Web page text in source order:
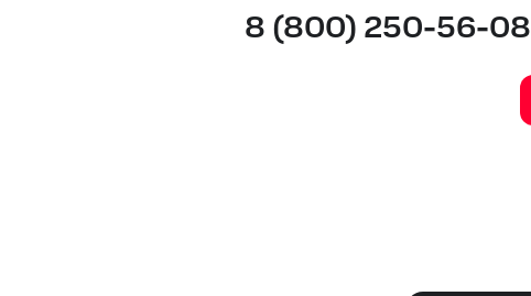
8 (800) 250-56-08